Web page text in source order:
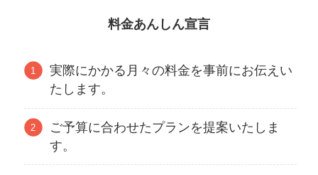
料金あんしん宣言
実際にかかる月々の料金を事前にお伝えい
たします。
ご予算に合わせたプランを提案いたしま
す。